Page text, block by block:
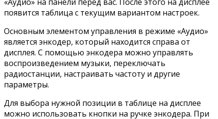
появится таблица с текущим вариантом настроек.
Основным элементом управления в режиме «Аудио»
является энкодер, который находится справа от
дисплея. С помощью энкодера можно управлять
воспроизведением музыки, переключать
радиостанции, настраивать частоту и другие
параметры.
Для выбора нужной позиции в таблице на дисплее
можно использовать кнопки на ручке энкодера. При